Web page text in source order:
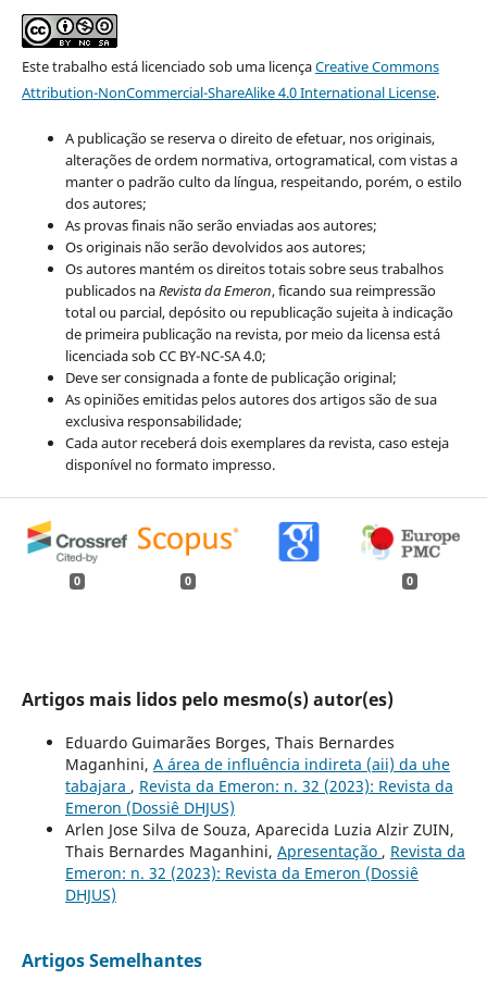
Este trabalho está licenciado sob uma licençaCreative Commons
Attribution-NonCommercial-ShareAlike 4.0 International License.
A publicação se reserva o direito de efetuar, nos originais,
alterações de ordem normativa, ortogramatical, com vistas a
manter o padrão culto da língua, respeitando, porém, o estilo
dos autores;
As provas finais não serão enviadas aos autores;
Os originais não serão devolvidos aos autores;
Os autores mantém os direitos totais sobre seus trabalhos
publicados naRevista da Emeron, ficando sua reimpressão
total ou parcial, depósito ou republicação sujeita à indicação
de primeira publicação na revista, por meio da licensa está
licenciada sob CC BY-NC-SA 4.0;
Deve ser consignada a fonte de publicação original;
As opiniões emitidas pelos autores dos artigos são de sua
exclusiva responsabilidade;
Cada autor receberá dois exemplares da revista, caso esteja
disponível no formato impresso.
0 0 0
Artigos mais lidos pelo mesmo(s) autor(es)
Eduardo Guimarães Borges, Thais Bernardes
Maganhini, A área de influência indireta (aii) da uhe
tabajara , Revista da Emeron: n. 32 (2023): Revista da
Emeron (Dossiê DHJUS)
Arlen Jose Silva de Souza, Aparecida Luzia Alzir ZUIN,
Thais Bernardes Maganhini, Apresentação , Revista da
Emeron: n. 32 (2023): Revista da Emeron (Dossiê
DHJUS)
Artigos Semelhantes